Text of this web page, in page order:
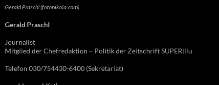
Gerald Praschl (fotonikola.com)
Gerald Praschl
Journalist
Mitglied der Chefredaktion – Politik der Zeitschrift SUPERillu
Telefon 030/754430-6400 (Sekretariat)